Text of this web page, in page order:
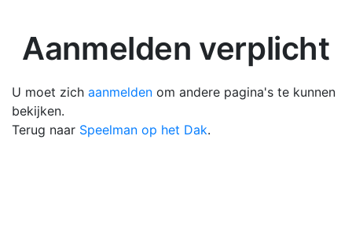
Aanmelden verplicht
U moet zich aanmelden om andere pagina's te kunnen
bekijken.
Terug naar Speelman op het Dak.